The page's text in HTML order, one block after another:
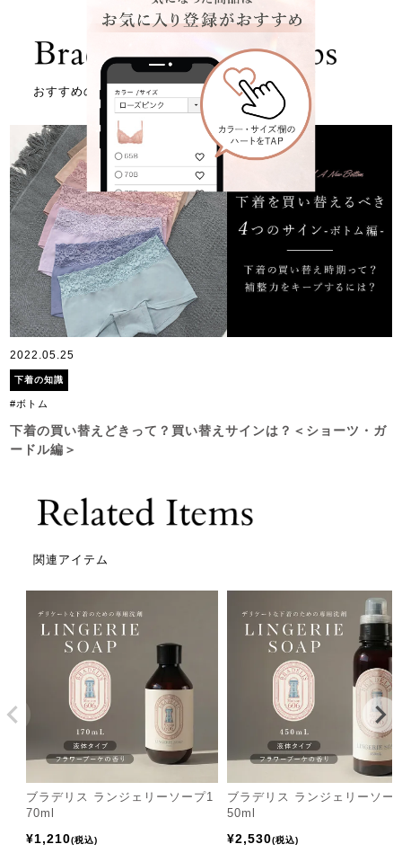
おすすめの記事はこちら
2022.05.25
下着の知識
#ボトム
下着の買い替えどきって？買い替えサインは？＜ショーツ・ガ
ードル編＞
関連アイテム
ブラデリス ランジェリーソープ1
70ml
¥1,210 税込
ブラデリス ランジェリーソー
50ml
¥2,530 税込